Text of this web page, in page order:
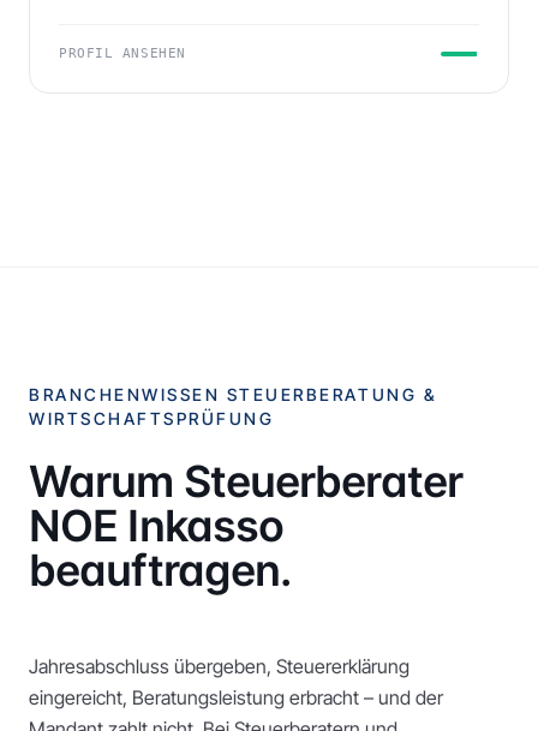
PROFIL ANSEHEN
BRANCHENWISSEN STEUERBERATUNG &
WIRTSCHAFTSPRÜFUNG
Warum Steuerberater
NOE Inkasso
beauftragen.
Jahresabschluss übergeben, Steuererklärung
eingereicht, Beratungsleistung erbracht – und der